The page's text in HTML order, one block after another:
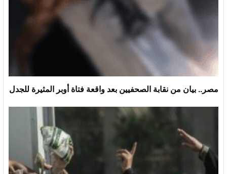
مصر.. بيان من نقابة الصحفيين بعد واقعة فتاة أوبر المثيرة للجدل